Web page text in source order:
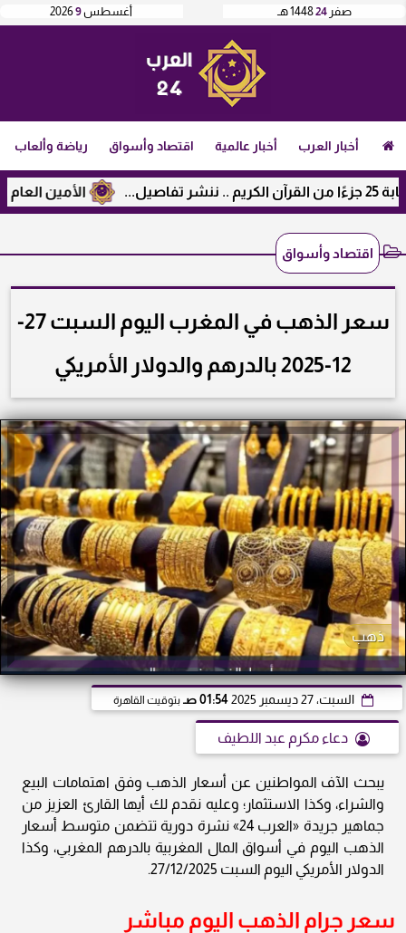
أغسطس9
2026 صفر 241448 هـ
أخبار العرب أخبار عالمية اقتصاد وأسواق رياضة وألعاب
الأمين العام لرابطة
اقتصاد وأسواق
سعر الذهب في المغرب اليوم السبت 27-
12-2025 بالدرهم والدولار الأمريكي
ذهب
السبت، 27 ديسمبر 2025 01:54 صـ بتوقيت القاهرة
دعاء مكرم عبد اللطيف
يبحث الآف المواطنين عن أسعار الذهب وفق اهتمامات البيع
والشراء، وكذا الاستثمار؛ وعليه نقدم لك أيها القارئ العزيز من
جماهير جريدة «العرب 24» نشرة دورية تتضمن متوسط أسعار
الذهب اليوم في أسواق المال المغربية بالدرهم المغربي، وكذا
الدولار الأمريكي اليوم السبت 27/12/2025.
سعر جرام الذهب اليوم مباشر